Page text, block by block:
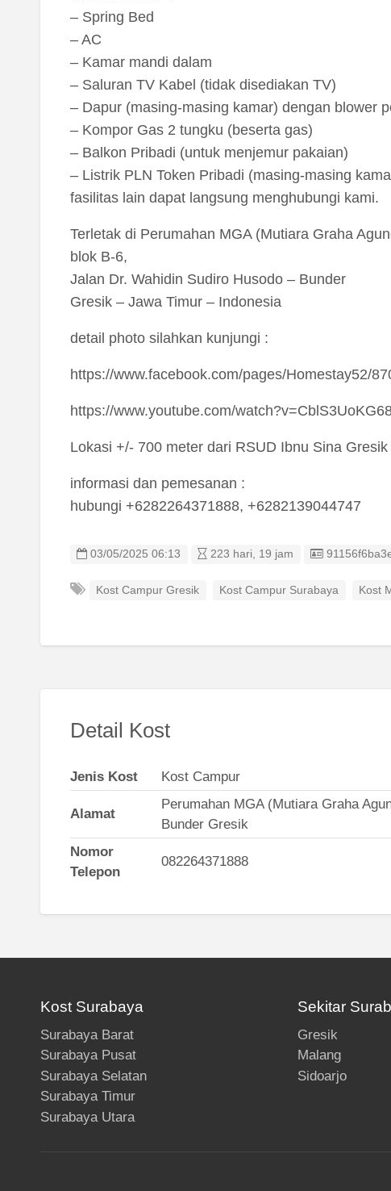
– Spring Bed
– AC
– Kamar mandi dalam
– Saluran TV Kabel (tidak disediakan TV)
– Dapur (masing-masing kamar) dengan blower
– Kompor Gas 2 tungku (beserta gas)
– Balkon Pribadi (untuk menjemur pakaian)
– Listrik PLN Token Pribadi (masing-masing
fasilitas lain dapat langsung menghubungi kami.
Terletak di Perumahan MGA (Mutiara Graha
blok B-6,
Jalan Dr. Wahidin Sudiro Husodo – Bunder
Gresik – Jawa Timur – Indonesia
detail photo silahkan kunjungi :
https://www.facebook.com/pages/Homestay52/
https://www.youtube.com/
Lokasi +/- 700 meter dari RSUD Ibnu Sina
informasi dan pemesanan :
hubungi +6282264371888, +6282139044747
03/05/2025 06:13 223 hari, 19 jam Listing ID
Kost Campur Gresik Kost Campur Surabaya Kost
Detail Kost
Jenis Kost Kost Campur
Alamat
Perumahan MGA (Mutiara Graha
Bunder Gresik
Nomor
Telepon
082264371888
Kost Surabaya
Surabaya Barat
Surabaya Pusat
Surabaya Selatan
Surabaya Timur
Surabaya Utara
Sekitar
Gresik
Malang
Sidoarjo